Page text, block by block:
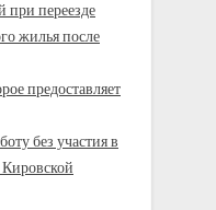
при переезде
жилья после
предоставляет
без участия в